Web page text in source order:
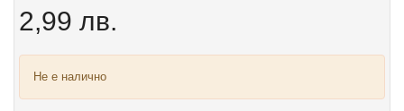
2,99 лв.
Не е налично